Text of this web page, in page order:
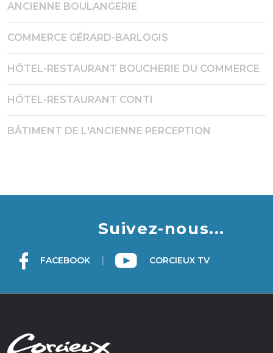
ANCIENNE BOULANGERIE
COMMERCE GÉRARD-BARLOGIS
HÔTEL-RESTAURANT BOUCHERIE DU COMMERCE
HÔTEL-RESTAURANT CONTI
BÂTIMENT DE L'ANCIENNE PERCEPTION
Suivez-nous...
FACEBOOK | CORCIEUX TV